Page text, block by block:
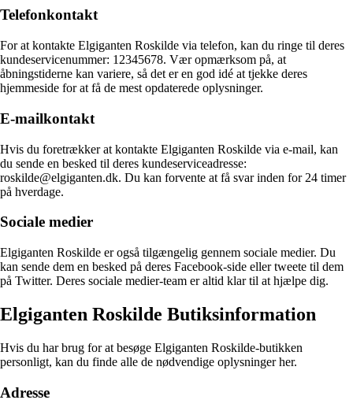
Telefonkontakt
For at kontakte Elgiganten Roskilde via telefon, kan du ringe til deres
kundeservicenummer: 12345678. Vær opmærksom på, at
åbningstiderne kan variere, så det er en god idé at tjekke deres
hjemmeside for at få de mest opdaterede oplysninger.
E-mailkontakt
Hvis du foretrækker at kontakte Elgiganten Roskilde via e-mail, kan
du sende en besked til deres kundeserviceadresse:
roskilde@elgiganten.dk. Du kan forvente at få svar inden for 24 timer
på hverdage.
Sociale medier
Elgiganten Roskilde er også tilgængelig gennem sociale medier. Du
kan sende dem en besked på deres Facebook-side eller tweete til dem
på Twitter. Deres sociale medier-team er altid klar til at hjælpe dig.
Elgiganten Roskilde Butiksinformation
Hvis du har brug for at besøge Elgiganten Roskilde-butikken
personligt, kan du finde alle de nødvendige oplysninger her.
Adresse